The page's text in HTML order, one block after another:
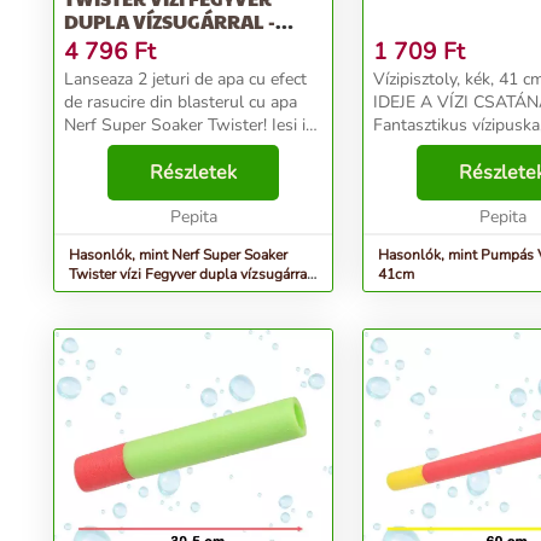
DUPLA VÍZSUGÁRRAL -
KÉK-FEHÉR
4 796 Ft
Lanseaza 2 jeturi de apa cu efect
de rasucire din blasterul cu apa
Nerf Super Soaker Twister! Iesi in
aer liber si da drumul distractiei cu
acest blaster Super Soaker. Cand
pompezi manerul, un cilindr...
Részletek
Pepita
Hasonlók, mint Nerf Super Soaker
Twister vízi Fegyver dupla vízsugárral
- kék-fehér
1 709 Ft
Vízipisztoly, kék, 41 cm ITT
IDEJE A VÍZI
Fantasztikus
szórakozást és egy
biztosít a forró
Tökéletes nyári játék a
medenceparton v...
Pepita
Hasonlók, mint Pumpás
41cm